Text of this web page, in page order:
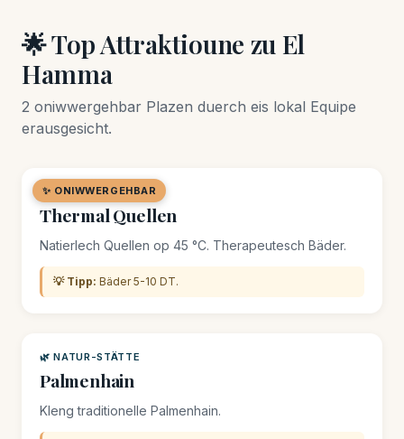
🌟 Top Attraktioune zu El
Hamma
2 oniwwergehbar Plazen duerch eis lokal Equipe
erausgesicht.
✨ ONIWWERGEHBAR
🌿 NATUR-STÄTTE
Thermal Quellen
Natierlech Quellen op 45 °C. Therapeutesch Bäder.
💡 Tipp: Bäder 5-10 DT.
🌿 NATUR-STÄTTE
Palmenhain
Kleng traditionelle Palmenhain.